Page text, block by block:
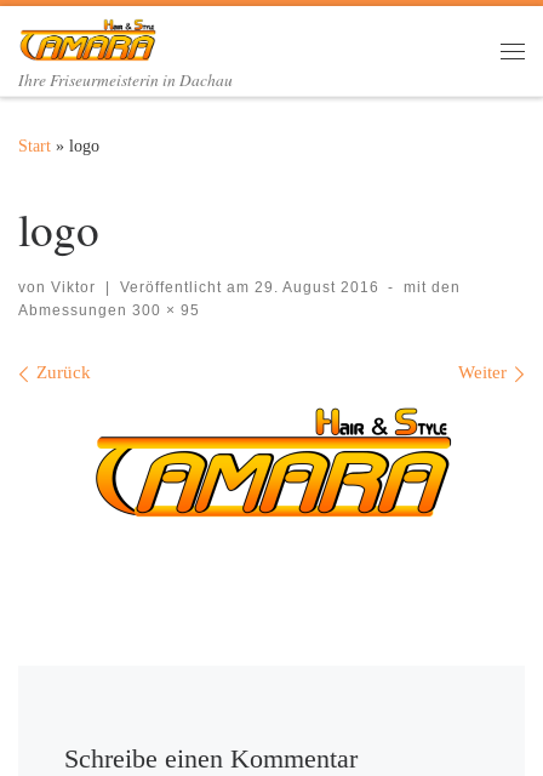
Zum Inhalt springen
Ihre Friseurmeisterin in Dachau
Start » logo
logo
von Viktor Veröffentlicht am 29. August 2016 -
mit den
Abmessungen 300 × 95
Bilder Navigation
Zurück Weiter
Schreibe einen Kommentar